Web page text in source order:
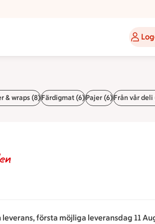
& wraps (8)Färdigmat (6)Pajer (6)Från vår deli
första möjliga leveransdag 11